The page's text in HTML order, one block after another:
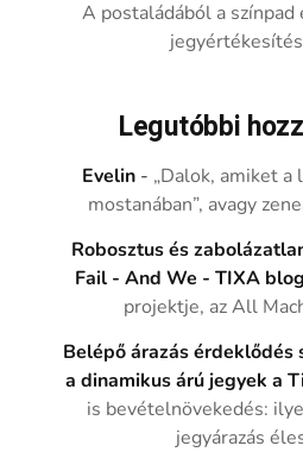
A postaládából a
Legutóbbi
Evelin - „Dalok, amiket
mostanában”, avagy
Robosztus és
Fail - And We - TIXA blog
projektje, az All
Belépő árazás
a dinamikus árú jegyek a
is bevételnövekedés:
jegyárazás